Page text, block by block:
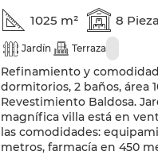
1025 m² 8
Jardín Terraza
Refinamiento y
dormitorios, 2 baños, área
Revestimiento Baldosa.
magnífica villa está en
las comodidades:
metros, farmacía en 450